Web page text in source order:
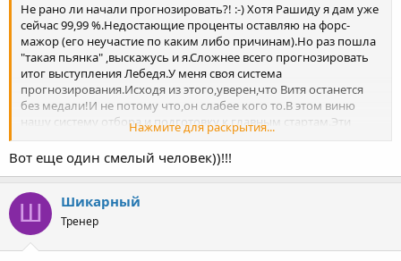
Не рано ли начали прогнозировать?! :-) Хотя Рашиду я дам уже
сейчас 99,99 %.Недостающие проценты оставляю на форс-
мажор (его неучастие по каким либо причинам).Но раз пошла
"такая пьянка" ,выскажусь и я.Сложнее всего прогнозировать
итог выступления Лебедя.У меня своя система
прогнозирования.Исходя из этого,уверен,что Витя останется
без медали!И не потому что,он слабее кого то.В этом виню
нашу систему отбора,и подготовку к главным стартам.Эти
прикидки,перепроверки (лишние старты),интриги до добра не
доведут.Хинчагашвили,Моришита,и особенно комкорейцы
-главные фавориты.Ставлю Кьонг Ила,хотя ему тяжело
железный! Учитывая,что он и так практически больше всех
участвует в турнирах,зря ему устроили ещё одну,эту
проверку.Не имея опыта участия на ЧЕ и мира "сгорит" на мире
после стольких испытаний! Хаджи (надеюсь ,он окончательно
Нажмите для раскрытия...
Вот еще один смелый человек))!!!
Ш Шикарный
Тренер